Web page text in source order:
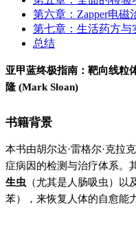
第六章：Zapper电磁
第七章：生活药方与
总结
亚甲蓝终极指南：靶向线粒
隆 (Mark Sloan)
书籍背景
本书由胡尔达·雷格尔·克拉
症病因的检测与治疗体系。
生虫 （尤其是人肠吸虫）以
苯），来恢复人体的自愈能